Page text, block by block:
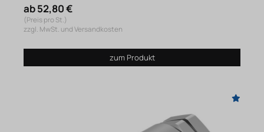
ab 52,80 €
(Preis pro St.)
zzgl. MwSt. und Versandkosten
zum Produkt